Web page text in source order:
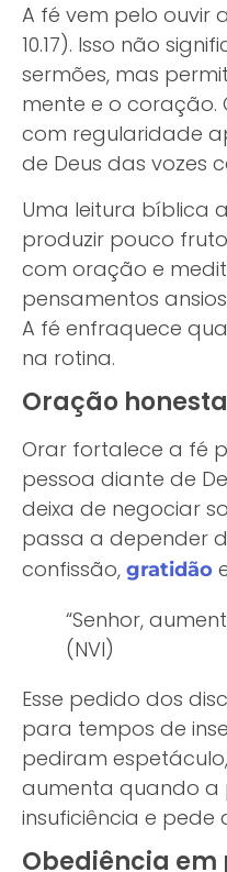
A fé vem pelo ouvir
10.17). Isso não
sermões, mas
mente e o coração.
com regularidade
de Deus das vozes
Uma leitura bíblica
produzir pouco
com oração e
pensamentos
A fé enfraquece
na rotina.
Oração
Orar fortalece a fé
pessoa diante de
deixa de negociar
passa a depender
confissão, gratidão
“Senhor,
(NVI)
Esse pedido dos
para tempos de
pediram
aumenta quando a
insuficiência e pede
Obediência em